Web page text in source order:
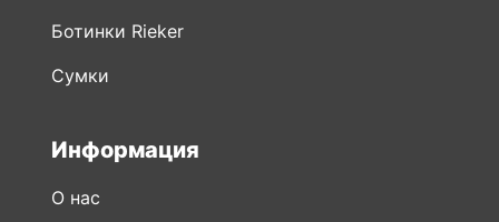
Ботинки Rieker
Сумки
Информация
О нас